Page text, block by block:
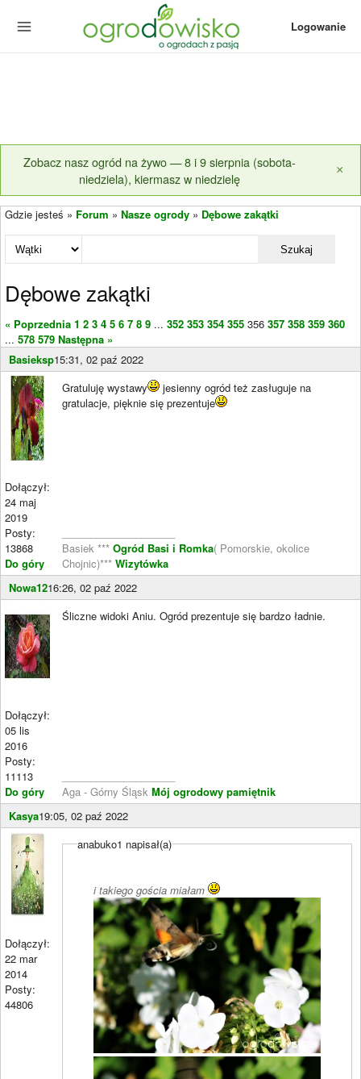
Logowanie
Zobacz nasz ogród na żywo — 8 i 9 sierpnia (sobota-
niedziela), kiermasz w niedzielę
×
Gdzie jesteś » Forum » Nasze ogrody » Dębowe zakątki
Szukaj
Dębowe zakątki
« Poprzednia 1 2 3 4 5 6 7 8 9 ... 352 353 354 355 356 357 358 359 360
... 578 579 Następna »
Basieksp15:31, 02 paź 2022
Dołączył:
24 maj
2019
Posty:
13868
Do góry
Gratuluję wystawy
jesienny ogród też zasługuje na
gratulacje, pięknie się prezentuje
Basiek *** Ogród Basi i Romka( Pomorskie, okolice
Chojnic)*** Wizytówka
Nowa1216:26, 02 paź 2022
Dołączył:
05 lis
2016
Posty:
11113
Do góry
Śliczne widoki Aniu. Ogród prezentuje się bardzo ładnie.
Aga - Górny Śląsk Mój ogrodowy pamiętnik
Kasya19:05, 02 paź 2022
Dołączył:
22 mar
2014
Posty:
44806
anabuko1 napisał(a)
i takiego gościa miałam